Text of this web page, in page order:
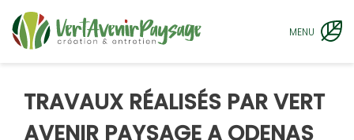
MENU
TRAVAUX RÉALISÉS PAR VERT
AVENIR PAYSAGE A ODENAS